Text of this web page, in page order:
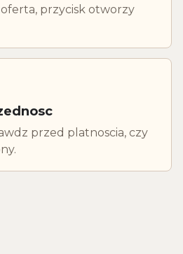
przycisk otworzy
przed platnoscia, czy